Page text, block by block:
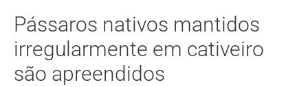
Pássaros nativos mantidos
irregularmente em cativeiro
são apreendidos